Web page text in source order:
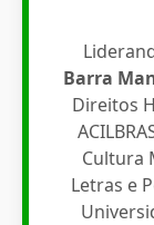
Barra
Direitos
Cultura
Letras e